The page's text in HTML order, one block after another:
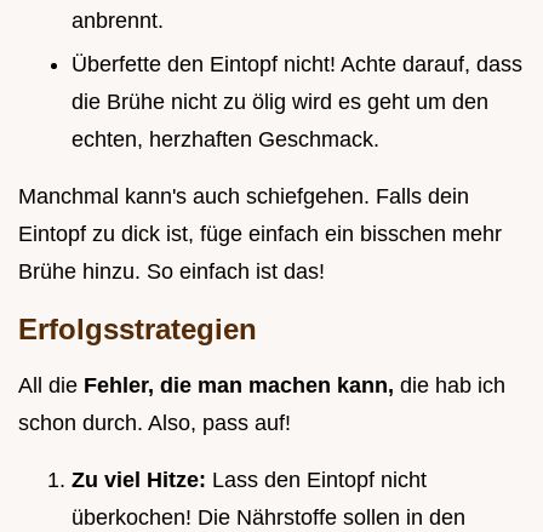
anbrennt.
Überfette den Eintopf nicht! Achte darauf, dass
die Brühe nicht zu ölig wird es geht um den
echten, herzhaften Geschmack.
Manchmal kann's auch schiefgehen. Falls dein
Eintopf zu dick ist, füge einfach ein bisschen mehr
Brühe hinzu. So einfach ist das!
Erfolgsstrategien
All die Fehler, die man machen kann, die hab ich
schon durch. Also, pass auf!
Zu viel Hitze: Lass den Eintopf nicht
überkochen! Die Nährstoffe sollen in den